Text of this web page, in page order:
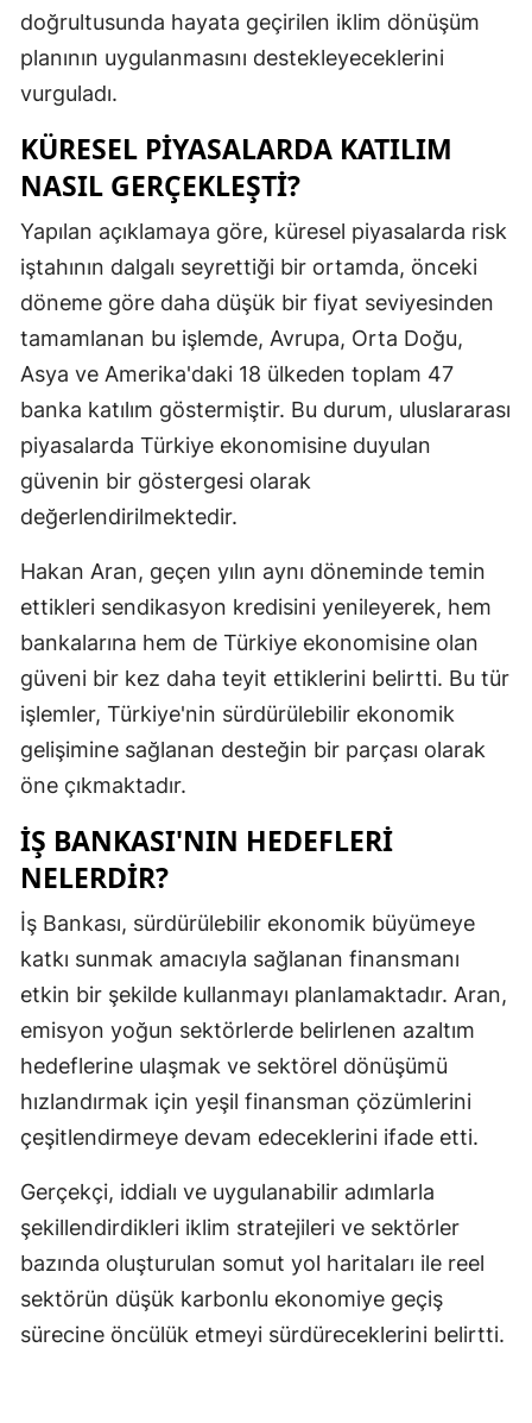
Kastamonu
Kırklareli
Kocaeli
Konya
Kütahya
Muş
Nevşehir
Samsun
Sinop
Sivas
Tekirdağ
Trabzon
Tunceli
Şanlıurfa
doğrultusunda hayata geçirilen iklim dönüşüm
planının uygulanmasını destekleyeceklerini
vurguladı.
KÜRESEL PIYASALARDA KATILIM
NASIL GERÇEKLEŞTI?
Yapılan açıklamaya göre, küresel piyasalarda risk
iştahının dalgalı seyrettiği bir ortamda, önceki
döneme göre daha düşük bir fiyat seviyesinden
tamamlanan bu işlemde, Avrupa, Orta Doğu,
Asya ve Amerika'daki 18 ülkeden toplam 47
banka katılım göstermiştir. Bu durum, uluslararası
piyasalarda Türkiye ekonomisine duyulan
güvenin bir göstergesi olarak
değerlendirilmektedir.
Hakan Aran, geçen yılın aynı döneminde temin
ettikleri sendikasyon kredisini yenileyerek, hem
bankalarına hem de Türkiye ekonomisine olan
güveni bir kez daha teyit ettiklerini belirtti. Bu tür
işlemler, Türkiye'nin sürdürülebilir ekonomik
gelişimine sağlanan desteğin bir parçası olarak
öne çıkmaktadır.
İŞ BANKASI'NIN HEDEFLERI
NELERDIR?
İş Bankası, sürdürülebilir ekonomik büyümeye
katkı sunmak amacıyla sağlanan finansmanı
etkin bir şekilde kullanmayı planlamaktadır. Aran,
emisyon yoğun sektörlerde belirlenen azaltım
hedeflerine ulaşmak ve sektörel dönüşümü
hızlandırmak için yeşil finansman çözümlerini
çeşitlendirmeye devam edeceklerini ifade etti.
Gerçekçi, iddialı ve uygulanabilir adımlarla
şekillendirdikleri iklim stratejileri ve sektörler
bazında oluşturulan somut yol haritaları ile reel
sektörün düşük karbonlu ekonomiye geçiş
sürecine öncülük etmeyi sürdüreceklerini belirtti.